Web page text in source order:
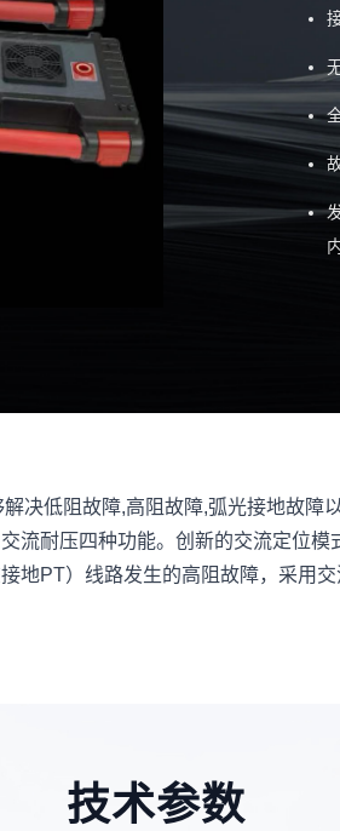
决低阻故障,高阻故障,弧光接地故
流耐压四种功能。创新的交流定位
地PT）线路发生的高阻故障，采用
技术参数